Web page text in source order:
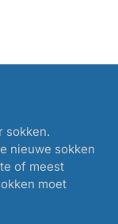
sokken.
nieuwe sokken
of meest
moet